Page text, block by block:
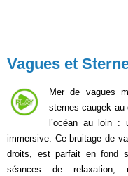
Vagues et
Mer de vagues
sternes caugek
l’océan au loin :
immersive. Ce bruitage de
droits, est parfait en fond
séances de relaxation,